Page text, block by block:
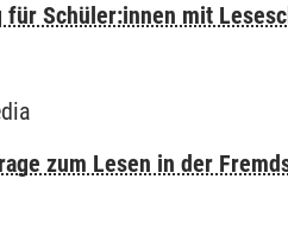
für Schüler:innen mit
zum Lesen in der